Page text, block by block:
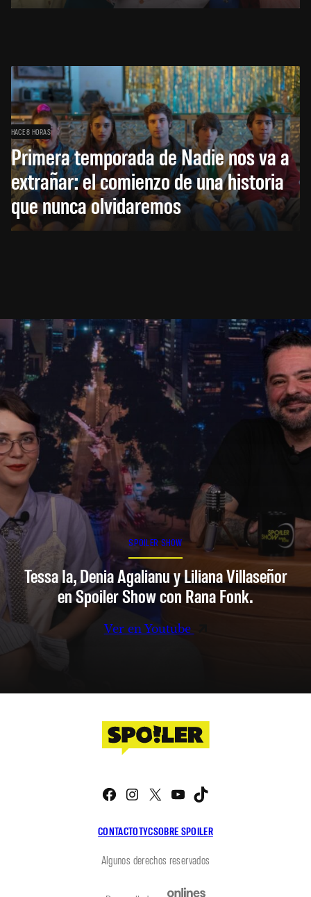
HACE 8 HORAS
Primera temporada de Nadie nos va a
extrañar: el comienzo de una historia
que nunca olvidaremos
SPOILER SHOW
Tessa Ia, Denia Agalianu y Liliana Villaseñor
en Spoiler Show con Rana Fonk.
Ver en Youtube
CONTACTOTYCSOBRE SPOILER
Facebook
Instagram
X YouTube
Algunos derechos reservados